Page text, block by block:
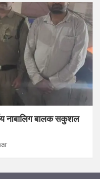
नाबालिग बालक सकुशल